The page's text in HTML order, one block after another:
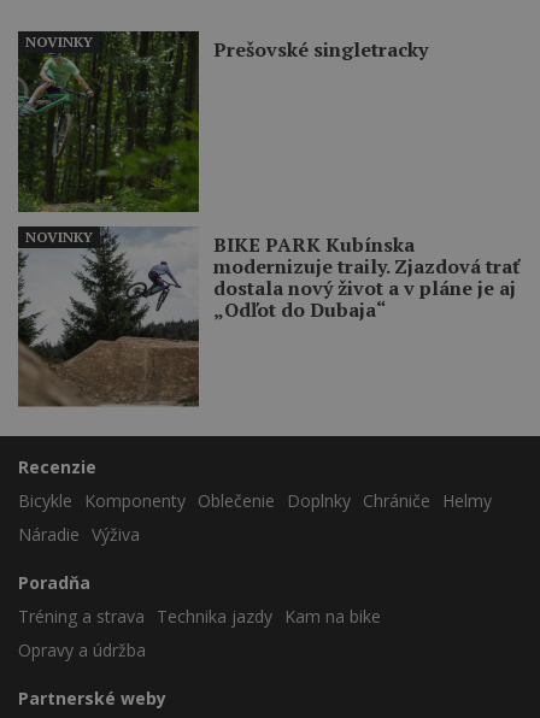
Prešovské singletracky
NOVINKY
BIKE PARK Kubínska
modernizuje traily. Zjazdová trať
dostala nový život a v pláne je aj
„Odľot do Dubaja“
NOVINKY
Recenzie
Bicykle
Komponenty Oblečenie Doplnky Chrániče
Helmy
Náradie Výživa
Poradňa
Tréning a strava
Technika jazdy
Kam na bike
Opravy a údržba
Partnerské weby